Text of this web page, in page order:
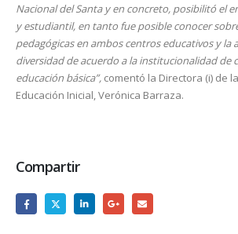
Nacional del Santa y en concreto, posibilitó el
y estudiantil, en tanto fue posible conocer
pedagógicas en ambos centros educativos y la
diversidad de acuerdo a la institucionalidad de
educación básica”, comentó la Directora (i) de
Educación Inicial, Verónica Barraza.
Compartir